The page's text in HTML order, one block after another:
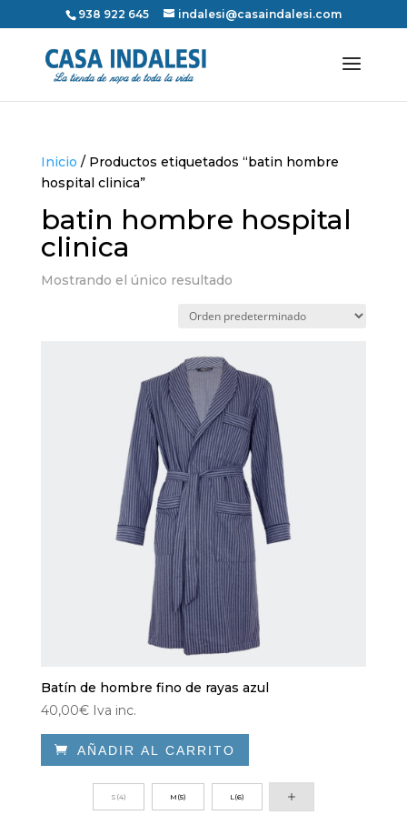
938 922 645 indalesi@casaindalesi.com
Inicio / Productos etiquetados “batin hombre
hospital clinica”
batin hombre hospital
clinica
Mostrando el único resultado
Batín de hombre fino de rayas azul
40,00€ Iva inc.
 AÑADIR AL CARRITO
S(4) M(5) L(6)